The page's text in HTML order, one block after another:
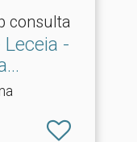
consulta
Leceia -